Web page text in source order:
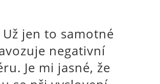
Už jen to samotné
negativní
Je mi jasné, že